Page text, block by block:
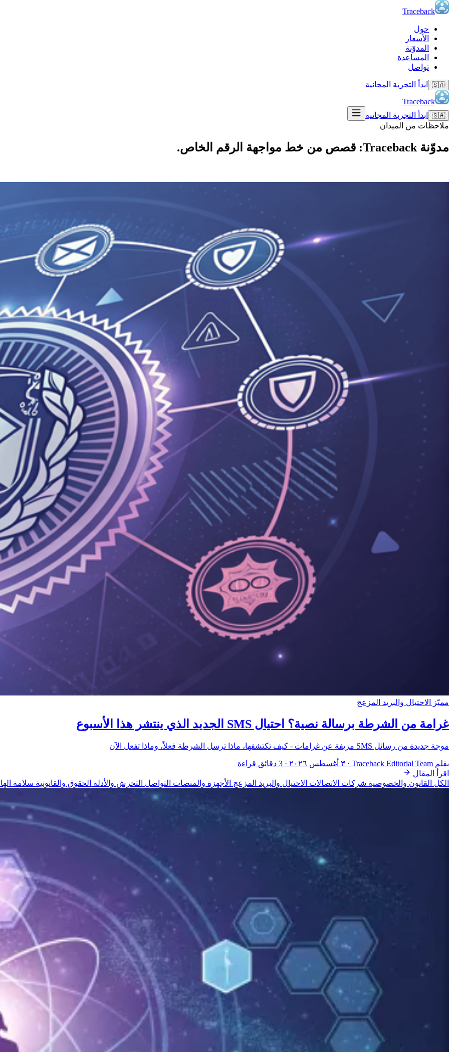
Traceback
حول
الأسعار
المدوّنة
المساعدة
تواصل
🇸🇦
ابدأ التجربة المجانية
Traceback
🇸🇦
ابدأ التجربة المجانية
ملاحظات من الميدان
مدوّنة Traceback: قصص من خط مواجهة الرقم الخاص.
مميّز الاحتيال والبريد المزعج
غرامة من الشرطة برسالة نصية؟ احتيال SMS الجديد الذي ينتشر هذا الأسبوع
موجة جديدة من رسائل SMS مزيفة عن غرامات - كيف تكتشفها، ماذا ترسل الشرطة فعلاً، وماذا تفعل الآن
بقلم Traceback Editorial Team · ٣ أغسطس ٢٠٢٦ · 3 دقائق قراءة
اقرأ المقال
الكل القانون والخصوصية شركات الاتصالات الاحتيال والبريد المزعج الأجهزة والمنصات التواصل التحرش والأدلة الحقوق والقانونية سلامة